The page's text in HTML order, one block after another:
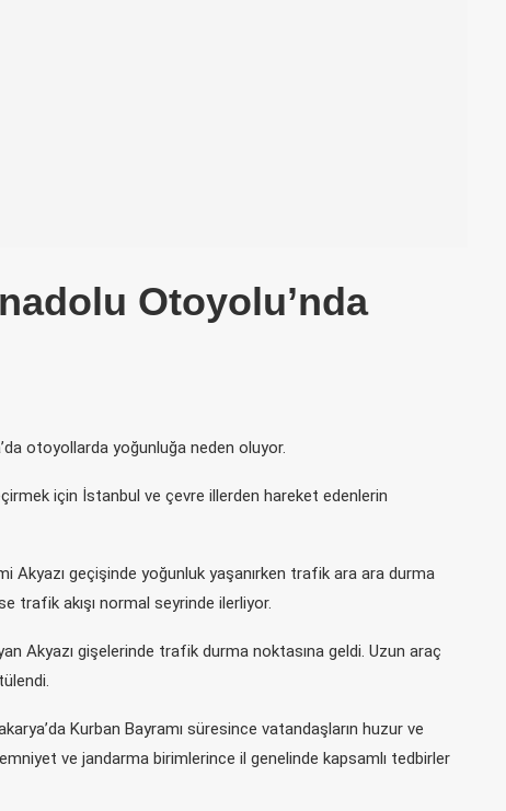
Otoyolu’nda
otoyollarda yoğunluğa neden oluyor.
için İstanbul ve çevre illerden hareket edenlerin
Akyazı geçişinde yoğunluk yaşanırken trafik ara ara durma
trafik akışı normal seyrinde ilerliyor.
Akyazı gişelerinde trafik durma noktasına geldi. Uzun araç
Kurban Bayramı süresince vatandaşların huzur ve
ve jandarma birimlerince il genelinde kapsamlı tedbirler